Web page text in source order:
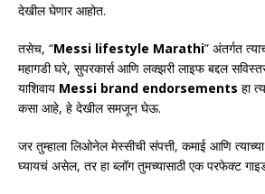
देखील घेणार आहोत.
तसेच, “Messi lifestyle Marathi” अंतर्गत
महागडी घरे, सुपरकार्स आणि लक्झरी लाइफ बद्दल
याशिवाय Messi brand endorsements हा
कसा आहे, हे देखील समजून घेऊ.
जर तुम्हाला लिओनेल मेस्सीची संपत्ती, कमाई आणि
घ्यायचं असेल, तर हा ब्लॉग तुमच्यासाठी एक परफेक्ट